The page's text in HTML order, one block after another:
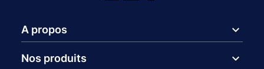
A propos expand_more
Nos produits expand_more